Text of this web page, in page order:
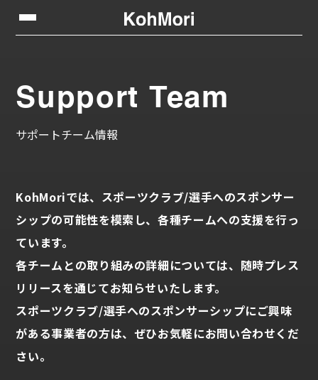
Support Team
サポートチーム情報
KohMoriでは、スポーツクラブ/選手へのスポンサー
シップの可能性を模索し、各種チームへの支援を行っ
ています。
各チームとの取り組みの詳細については、随時プレス
リリースを通じてお知らせいたします。
スポーツクラブ/選手へのスポンサーシップにご興味
がある事業者の方は、ぜひお気軽にお問い合わせくだ
さい。